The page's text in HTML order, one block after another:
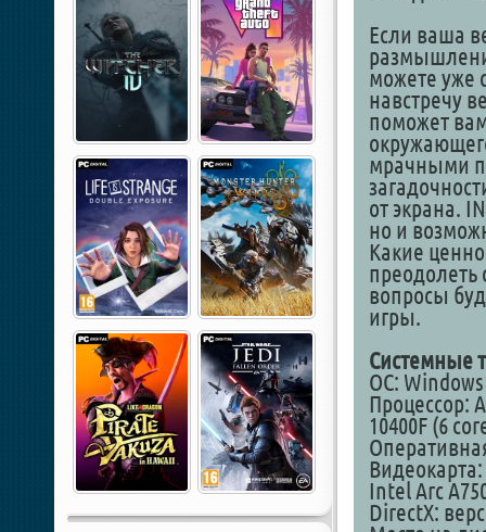
Если ваша
можете уже
навстречу
поможет
мрачными
от экрана.
но и
Какие
преодолеть
вопросы
игры.
Системные
ОС:
Процессор:
10400F (6
Видеокарта:
Intel Arc
DirectX: